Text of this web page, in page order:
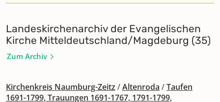
Landeskirchenarchiv der Evangelischen
Kirche Mitteldeutschland/Magdeburg (35)
Zum Archiv
Kirchenkreis Naumburg-Zeitz /Altenroda /Taufen
1691-1799, Trauungen 1691-1767, 1791-1799,